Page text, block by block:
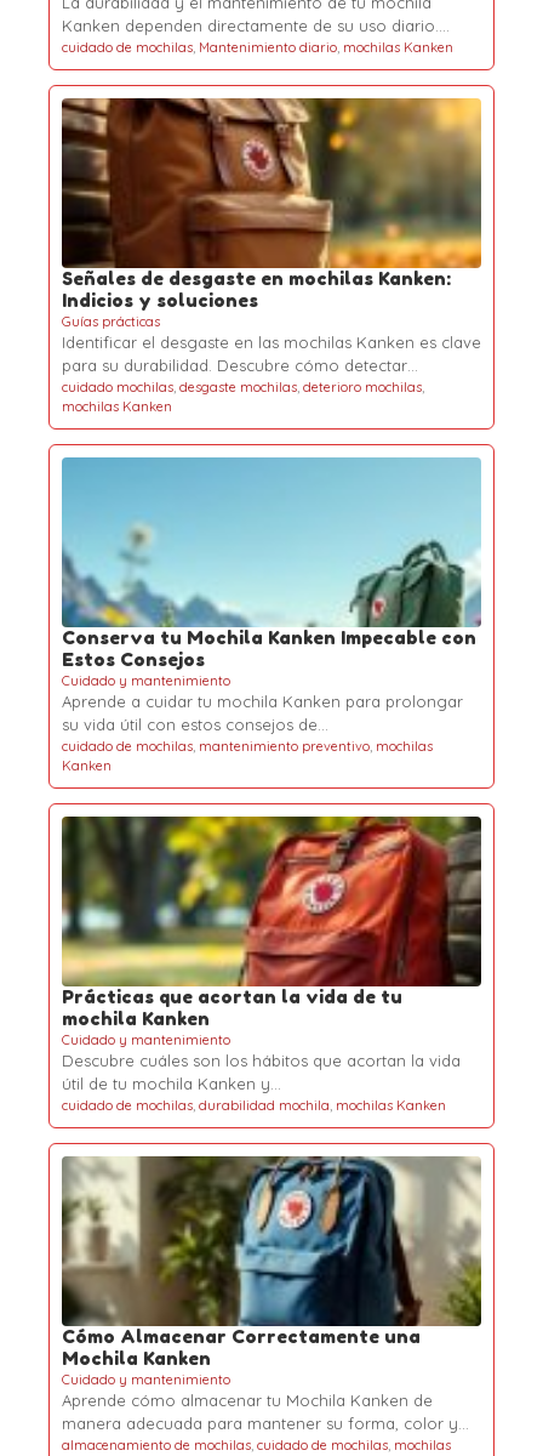
Kanken dependen directamente de su uso diario.…
cuidado de mochilas, Mantenimiento diario, mochilas Kanken
Señales de desgaste en mochilas Kanken:
Indicios y soluciones
Guías prácticas
Identificar el desgaste en las mochilas Kanken es clave
para su durabilidad. Descubre cómo detectar…
cuidado mochilas, desgaste mochilas, deterioro mochilas,
mochilas Kanken
Conserva tu Mochila Kanken Impecable con
Estos Consejos
Cuidado y mantenimiento
Aprende a cuidar tu mochila Kanken para prolongar
su vida útil con estos consejos de…
cuidado de mochilas, mantenimiento preventivo, mochilas
Kanken
Prácticas que acortan la vida de tu
mochila Kanken
Cuidado y mantenimiento
Descubre cuáles son los hábitos que acortan la vida
útil de tu mochila Kanken y…
cuidado de mochilas, durabilidad mochila, mochilas Kanken
Cómo Almacenar Correctamente una
Mochila Kanken
Cuidado y mantenimiento
Aprende cómo almacenar tu Mochila Kanken de
manera adecuada para mantener su forma, color y…
almacenamiento de mochilas, cuidado de mochilas, mochilas